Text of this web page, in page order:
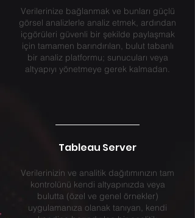
Verilerinize bağlanmak ve bunları güçlü
görsel analizlerle analiz etmek, ardından
içgörüleri güvenli bir şekilde paylaşmak
için tamamen barındırılan, bulut tabanlı
bir analiz platformu; sunucuları veya
altyapıyı yönetmeye gerek kalmadan.
Tableau Server
Verilerinizin ve analitik dağıtımınızın tam
kontrolünü kendi altyapınızda veya
bulutta (özel ve genel örnekler)
uygulamanıza olanak tanıyan, kendi